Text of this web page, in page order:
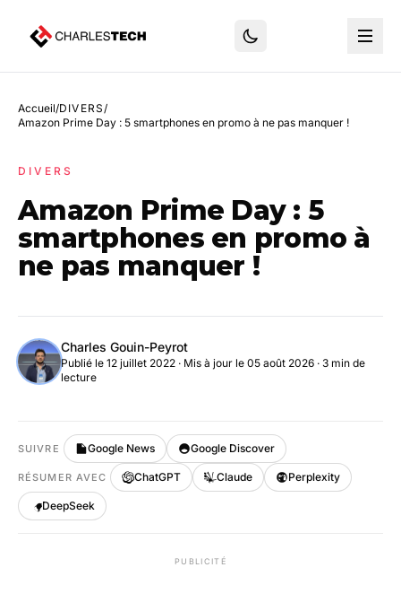
Accueil/DIVERS/
Amazon Prime Day : 5 smartphones en promo à ne pas manquer !
DIVERS
Amazon Prime Day : 5
smartphones en promo à
ne pas manquer !
Charles Gouin-Peyrot
Publié le 12 juillet 2022 · Mis à jour le 05 août 2026 · 3 min de
lecture
SUIVRE Google News Google Discover
RÉSUMER AVEC ChatGPT Claude Perplexity
DeepSeek
PUBLICITÉ